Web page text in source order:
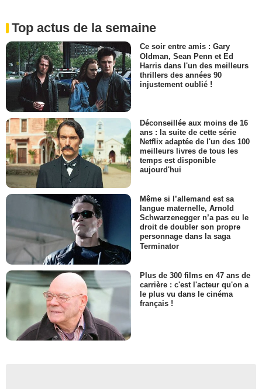
Top actus de la semaine
Ce soir entre amis : Gary
Oldman, Sean Penn et Ed
Harris dans l'un des meilleurs
thrillers des années 90
injustement oublié !
Déconseillée aux moins de 16
ans : la suite de cette série
Netflix adaptée de l'un des 100
meilleurs livres de tous les
temps est disponible
aujourd'hui
Même si l’allemand est sa
langue maternelle, Arnold
Schwarzenegger n’a pas eu le
droit de doubler son propre
personnage dans la saga
Terminator
Plus de 300 films en 47 ans de
carrière : c'est l'acteur qu'on a
le plus vu dans le cinéma
français !